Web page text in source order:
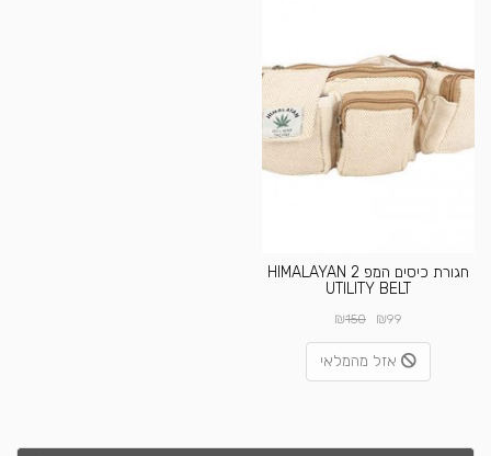
חגורת כיסים המפ 2 HIMALAYAN
UTILITY BELT
₪99
₪150
אזל מהמלאי